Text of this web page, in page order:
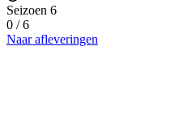
Seizoen 6
0 / 6
Naar afleveringen